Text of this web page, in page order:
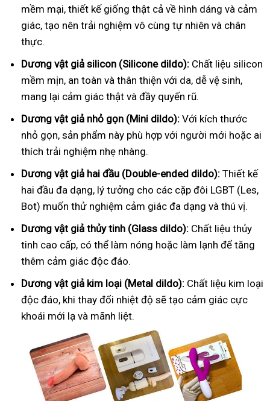
mềm mại, thiết kế giống thật cả về hình dáng và cảm
giác, tạo nên trải nghiệm vô cùng tự nhiên và chân
thực.
Dương vật giả silicon (Silicone dildo): Chất liệu silicon
mềm mịn, an toàn và thân thiện với da, dễ vệ sinh,
mang lại cảm giác thật và đầy quyến rũ.
Dương vật giả nhỏ gọn (Mini dildo): Với kích thước
nhỏ gọn, sản phẩm này phù hợp với người mới hoặc ai
thích trải nghiệm nhẹ nhàng.
Dương vật giả hai đầu (Double-ended dildo): Thiết kế
hai đầu đa dạng, lý tưởng cho các cặp đôi LGBT (Les,
Bot) muốn thử nghiệm cảm giác đa dạng và thú vị.
Dương vật giả thủy tinh (Glass dildo): Chất liệu thủy
tinh cao cấp, có thể làm nóng hoặc làm lạnh để tăng
thêm cảm giác độc đáo.
Dương vật giả kim loại (Metal dildo): Chất liệu kim loại
độc đáo, khi thay đổi nhiệt độ sẽ tạo cảm giác cực
khoái mới lạ và mãnh liệt.